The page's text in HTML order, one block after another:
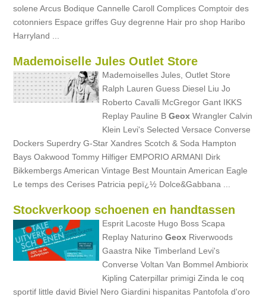
solene Arcus Bodique Cannelle Caroll Complices Comptoir des
cotonniers Espace griffes Guy degrenne Hair pro shop Haribo
Harryland ...
Mademoiselle Jules Outlet Store
Mademoiselles Jules, Outlet Store
Ralph Lauren Guess Diesel Liu Jo
Roberto Cavalli McGregor Gant IKKS
Replay Pauline BGeox Wrangler Calvin
Klein Levi's Selected Versace Converse
Dockers Superdry G-Star Xandres Scotch & Soda Hampton
Bays Oakwood Tommy Hilfiger EMPORIO ARMANI Dirk
Bikkembergs American Vintage Best Mountain American Eagle
Le temps des Cerises Patricia pepï¿½ Dolce&Gabbana ...
Stockverkoop schoenen en handtassen
Esprit Lacoste Hugo Boss Scapa
Replay NaturinoGeox Riverwoods
Gaastra Nike Timberland Levi's
Converse Voltan Van Bommel Ambiorix
Kipling Caterpillar primigi Zinda le coq
sportif little david Biviel Nero Giardini hispanitas Pantofola d'oro